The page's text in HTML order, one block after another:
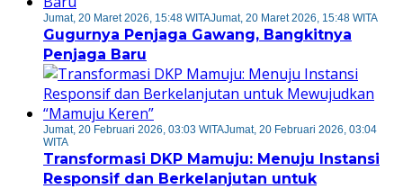
Jumat, 20 Maret 2026, 15:48 WITAJumat, 20 Maret 2026, 15:48 WITA
Gugurnya Penjaga Gawang, Bangkitnya
Penjaga Baru
Jumat, 20 Februari 2026, 03:03 WITAJumat, 20 Februari 2026, 03:04
WITA
Transformasi DKP Mamuju: Menuju Instansi
Responsif dan Berkelanjutan untuk